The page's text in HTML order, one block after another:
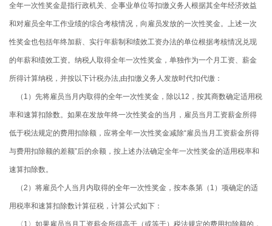
全年一次性奖金是指行政机关、企事业单位等扣缴义务人根据其全年经济效益
和对雇员全年工作业绩的综合考核情况，向雇员发放的一次性奖金。上述一次
性奖金也包括年终加薪、实行年薪制和绩效工资办法的单位根据考核情况兑现
的年薪和绩效工资。纳税人取得全年一次性奖金，单独作为一个月工资、薪金
所得计算纳税，并按以下计税办法 由扣缴义务人发放时代扣代缴：
（ 1 ）先将雇员当月内取得的全年一次性奖金，除以 12 ，按其商数确定适用税
率和速算扣除数。如果在发放年终一次性奖金的当月，雇员当月工资薪金所得
低于税法规定的费用扣除额，应将全年一次性奖金减除“雇员当月工资薪金所得
与费用扣除额的差额”后的余额，按上述办法确定全年一次性奖金的适用税率和
速算扣除数。
（2 ）将雇员个人当月内取得的全年一次性奖金，按本条第（ 1 ）项确定的适
用税率和速算扣除数计算征税，计算公式如下：
〈1 〉如果雇员当月工资薪金所得高于（或等于）税法规定的费用扣除额的，